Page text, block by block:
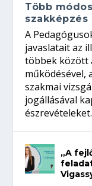
Több
szakképzés
A
javaslatait az
többek között
működésével,
szakmai
jogállásával
észrevételeket.
„A